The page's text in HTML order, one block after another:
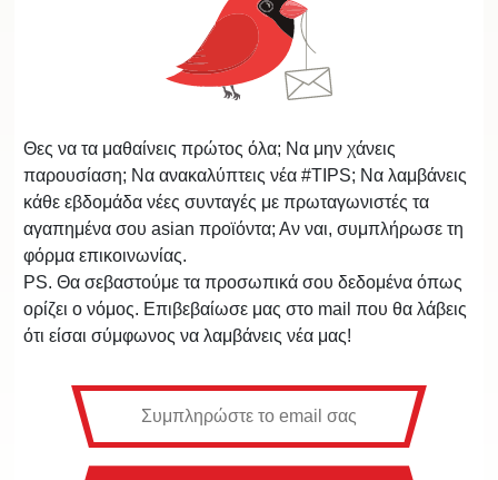
Θες να τα μαθαίνεις πρώτος όλα; Να μην χάνεις
παρουσίαση; Να ανακαλύπτεις νέα #TIPS; Να λαμβάνεις
κάθε εβδομάδα νέες συνταγές με πρωταγωνιστές τα
αγαπημένα σου asian προϊόντα; Αν ναι, συμπλήρωσε τη
φόρμα επικοινωνίας.
PS. Θα σεβαστούμε τα προσωπικά σου δεδομένα όπως
ορίζει ο νόμος. Επιβεβαίωσε μας στο mail που θα λάβεις
ότι είσαι σύμφωνος να λαμβάνεις νέα μας!